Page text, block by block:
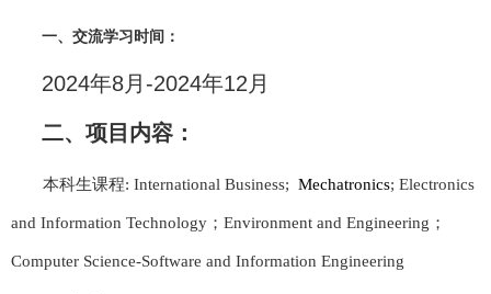
一、交流学习时间：
2024年8月 -2024年12 月
二、项目内容：
本科生课程: International Business; Mechatronics; Electronics
and Information Technology ； Environment and Engineering ；
Computer Science-Software and Information Engineering